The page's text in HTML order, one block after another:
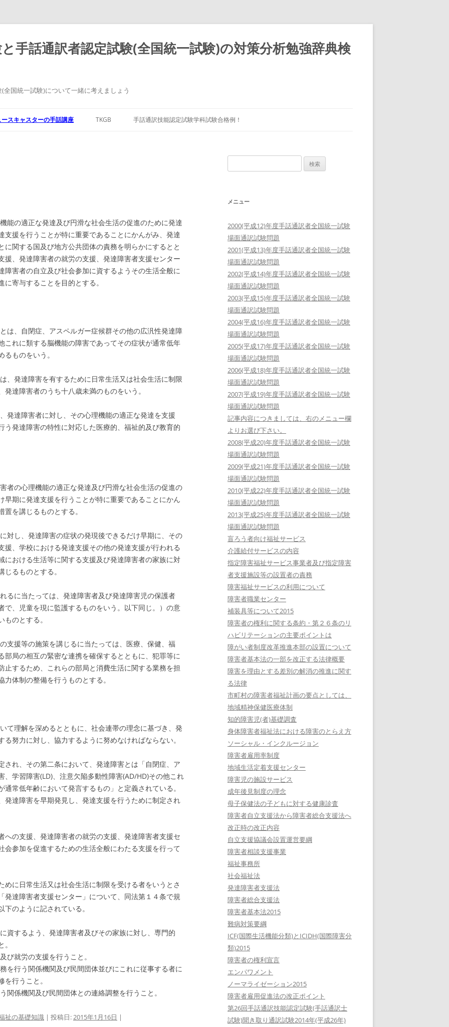
手話通訳者認定試験(全国統一試験)の対策分析勉強辞典検
国統一試験)について一緒に考えましょう
スキャスターの手話講座 TKGB 手話通訳技能認定試験学科試験合格例！
の適正な発達及び円滑な社会生活の促進のために発達
支援を行うことが特に重要であることにかんがみ、発達
関する国及び地方公共団体の責務を明らかにするとと
援、発達障害者の就労の支援、発達障害者支援センター
障害者の自立及び社会参加に資するようその生活全般に
寄与することを目的とする。
、自閉症、アスペルガー症候群その他の広汎性発達障
これに類する脳機能の障害であってその症状が通常低年
ものをいう。
発達障害を有するために日常生活又は社会生活に制限
達障害者のうち十八歳未満のものをいう。
達障害者に対し、その心理機能の適正な発達を支援
う発達障害の特性に対応した医療的、福祉的及び教育的
の心理機能の適正な発達及び円滑な社会生活の促進の
早期に発達支援を行うことが特に重要であることにかん
を講じるものとする。
し、発達障害の症状の発現後できるだけ早期に、その
、学校における発達支援その他の発達支援が行われる
における生活等に関する支援及び発達障害者の家族に対
るものとする。
に当たっては、発達障害者及び発達障害児の保護者
で、児童を現に監護するものをいう。以下同じ。）の意
のとする。
援等の施策を講じるに当たっては、医療、保健、福
部局の相互の緊密な連携を確保するとともに、犯罪等に
止するため、これらの部局と消費生活に関する業務を担
体制の整備を行うものとする。
理解を深めるとともに、社会連帯の理念に基づき、発
努力に対し、協力するように努めなければならない。
され、その第二条において、発達障害とは「自閉症、ア
学習障害(LD)、注意欠陥多動性障害(AD/HD)その他これ
常低年齢において発言するもの」と定義されている。
発達障害を早期発見し、発達支援を行うために制定され
への支援、発達障害者の就労の支援、発達障害者支援セ
会参加を促進するための生活全般にわたる支援を行って
めに日常生活又は社会生活に制限を受ける者をいうとさ
発達障害者支援センター」について、同法第１４条で規
のように記されている。
資するよう、発達障害者及びその家族に対し、専門的
就労の支援を行うこと。
を行う関係機関及び民間団体並びにこれに従事する者に
行うこと。
係機関及び民間団体との連絡調整を行うこと。
祉の基礎知識 | 投稿日:2015年1月16日 |
索:
メニュー
2000(平成12)年度手話通訳者全国統一試験
場面通訳試験問題
2001(平成13)年度手話通訳者全国統一試験
場面通訳試験問題
2002(平成14)年度手話通訳者全国統一試験
場面通訳試験問題
2003(平成15)年度手話通訳者全国統一試験
場面通訳試験問題
2004(平成16)年度手話通訳者全国統一試験
場面通訳試験問題
2005(平成17)年度手話通訳者全国統一試験
場面通訳試験問題
2006(平成18)年度手話通訳者全国統一試験
場面通訳試験問題
2007(平成19)年度手話通訳者全国統一試験
場面通訳試験問題
記事内容につきましては、右のメニュー欄
よりお選び下さい。
2008(平成20)年度手話通訳者全国統一試験
場面通訳試験問題
2009(平成21)年度手話通訳者全国統一試験
場面通訳試験問題
2010(平成22)年度手話通訳者全国統一試験
場面通訳試験問題
2013(平成25)年度手話通訳者全国統一試験
場面通訳試験問題
盲ろう者向け福祉サービス
介護給付サービスの内容
指定障害福祉サービス事業者及び指定障害
者支援施設等の設置者の責務
障害福祉サービスの利用について
障害者職業センター
補装具等について2015
障害者の権利に関する条約・第２６条のリ
ハビリテーションの主要ポイントは
障がい者制度改革推進本部の設置について
障害者基本法の一部を改正する法律概要
障害を理由とする差別の解消の推進に関す
る法律
市町村の障害者福祉計画の要点としては、
地域精神保健医療体制
知的障害児(者)基礎調査
身体障害者福祉法における障害のとらえ方
ソーシャル・インクルージョン
障害者雇用率制度
地域生活定着支援センター
障害児の施設サービス
成年後見制度の理念
母子保健法の子どもに対する健康診査
障害者自立支援法から障害者総合支援法へ
改正時の改正内容
自立支援協議会設置運営要綱
障害者相談支援事業
福祉事務所
社会福祉法
発達障害者支援法
障害者総合支援法
障害者基本法2015
難病対策要綱
ICF(国際生活機能分類)とICIDH(国際障害分
類)2015
障害者の権利宣言
エンパワメント
ノーマライゼーション2015
障害者雇用促進法の改正ポイント
第26回手話通訳技能認定試験(手話通訳士
試験)聞き取り通訳試験2014年(平成26年)